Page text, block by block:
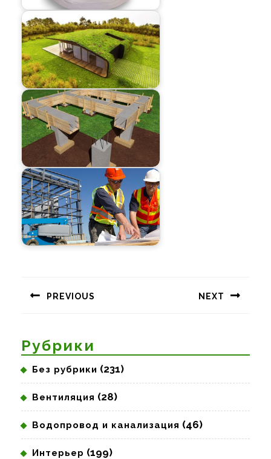
записям
PREVIOUS NEXT
Рубрики
Без рубрики (231)
Вентиляция (28)
Водопровод и канализация (46)
Интерьер (199)